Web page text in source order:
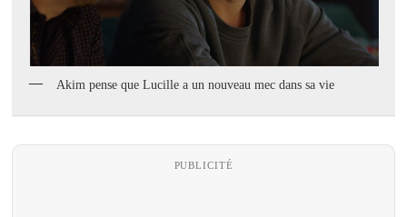
Akim pense que Lucille a un nouveau mec dans sa vie
PUBLICITÉ